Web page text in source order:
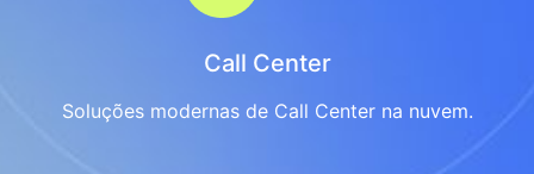
Call Center
Soluções modernas de Call Center na nuvem.